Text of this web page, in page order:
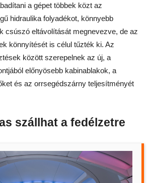
a gépet többek közt az
hidraulika folyadékot, könnyebb
csúszó eltávolítását megnevezve, de az
könnyítését is célul tűzték ki. Az
között szerepelnek az új, a
előnyösebb kabinablakok, a
és az orrsegédszárny teljesítményét
szállhat a fedélzetre